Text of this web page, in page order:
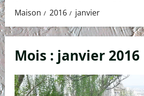
Maison 2016 janvier
Mois : janvier 2016